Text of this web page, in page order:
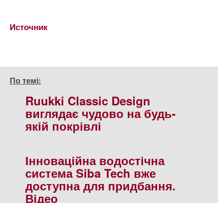
Источник
По темі:
Ruukki Classic Design
виглядає чудово на будь-
якій покрівлі
Інноваційна водостічна
система Siba Tech вже
доступна для придбання.
Відео